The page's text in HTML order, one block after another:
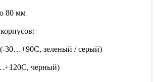
80 мм
30…+90С, зеленый / серый)
черный)